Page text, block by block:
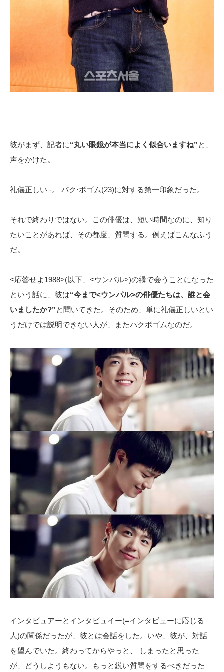
彼がまず、記者に“丸い眼鏡が本当によく似合いますね”と、
声をかけた。
礼儀正しい -。 パク·ボゴム(23)に対する第一印象だった。
それで終わりではない。この俳優は、短い時間なのに、知り
たいことがあれば、その都度、質問する。例えばこんなふう
だ。
<応答せよ1988>(以下、<ウンパル>)の縁で会うことになった
という話に、彼は“今まで<ウンパル>の俳優たちは、誰と会
いましたか?”と聞いてきた。そのため、単に礼儀正しいとい
うだけでは説明できない人が、またパクボゴムなのだ。
インタビュアーとインタビュイー(=インタビューに応じる
人)の関係だったが、彼とは会話をした。いや、彼が、対話
を望んでいた。終わってからやっと、 しまったと思った
が、どうしようもない。もっと鋭い質問をするべきだった